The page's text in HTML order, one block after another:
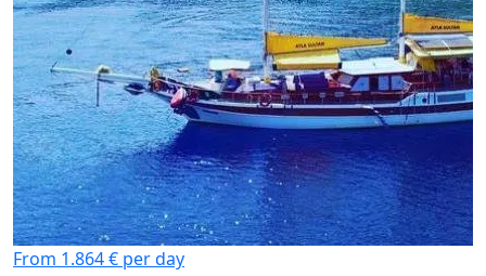
From 1.864 € per day